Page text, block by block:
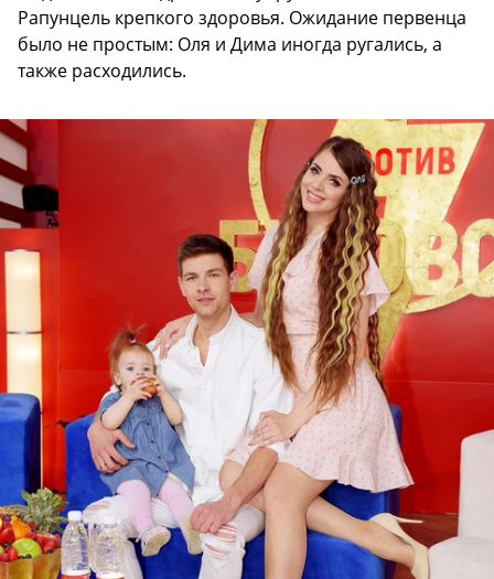
Рапунцель крепкого здоровья. Ожидание первенца
было не простым: Оля и Дима иногда ругались, а
также расходились.